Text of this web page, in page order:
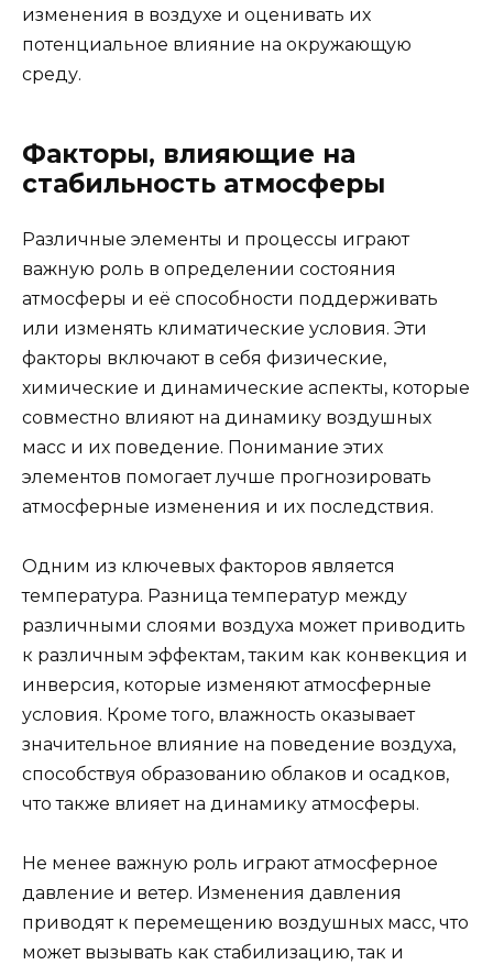
изменения в воздухе и оценивать их
потенциальное влияние на окружающую
среду.
Факторы, влияющие на
стабильность атмосферы
Различные элементы и процессы играют
важную роль в определении состояния
атмосферы и её способности поддерживать
или изменять климатические условия. Эти
факторы включают в себя физические,
химические и динамические аспекты, которые
совместно влияют на динамику воздушных
масс и их поведение. Понимание этих
элементов помогает лучше прогнозировать
атмосферные изменения и их последствия.
Одним из ключевых факторов является
температура. Разница температур между
различными слоями воздуха может приводить
к различным эффектам, таким как конвекция и
инверсия, которые изменяют атмосферные
условия. Кроме того, влажность оказывает
значительное влияние на поведение воздуха,
способствуя образованию облаков и осадков,
что также влияет на динамику атмосферы.
Не менее важную роль играют атмосферное
давление и ветер. Изменения давления
приводят к перемещению воздушных масс, что
может вызывать как стабилизацию, так и